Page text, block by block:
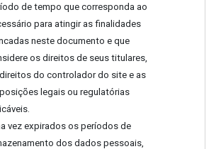
de tempo que corresponda ao
para atingir as finalidades
neste documento e que
os direitos de seus titulares,
do controlador do site e as
legais ou regulatórias
vez expirados os períodos de
dos dados pessoais,